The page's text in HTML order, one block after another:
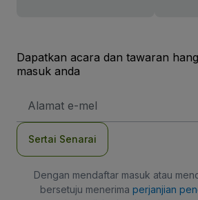
Dapatkan acara dan tawaran
masuk anda
E-
Sertai Senarai
Dengan mendaftar masuk atau
bersetuju menerima perjanjian